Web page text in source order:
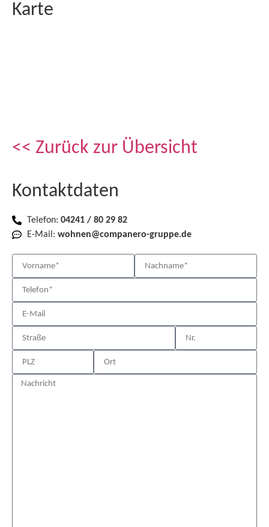
Karte
<< Zurück zur Übersicht
Kontaktdaten
Telefon: 04241 / 80 29 82
E-Mail: wohnen@companero-gruppe.de